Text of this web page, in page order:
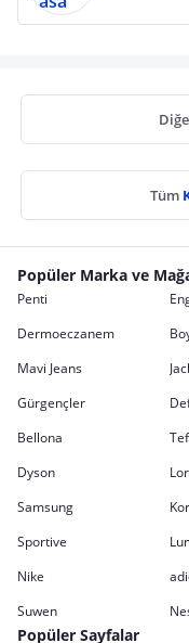
Tüm
Popüler Marka ve
Penti
Dermoeczanem
Mavi Jeans
Gürgençler
Bellona
Dyson
Samsung
Sportive
Nike
Suwen
Popüler Sayfalar